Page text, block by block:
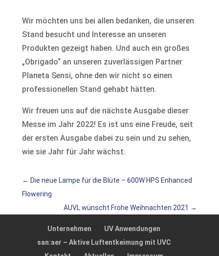
Wir möchten uns bei allen bedanken, die unseren
Stand besucht und Interesse an unseren
Produkten gezeigt haben. Und auch ein großes
„Obrigado“ an unseren zuverlässigen Partner
Planeta Sensi, ohne den wir nicht so einen
professionellen Stand gehabt hätten.
Wir freuen uns auf die nächste Ausgabe dieser
Messe im Jahr 2022! Es ist uns eine Freude, seit
der ersten Ausgabe dabei zu sein und zu sehen,
wie sie Jahr für Jahr wächst.
← Die neue Lampe für die Blüte – 600W HPS Enhanced
Flowering
AUVL wünscht Frohe Weihnachten 2021 →
Unternehmen
UV Anwendungen
san:aer – Aktive Luftentkeimung mit UVC